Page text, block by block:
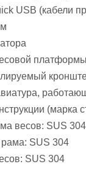
USB (кабели
(марка
весов: SUS
SUS 304
SUS 304